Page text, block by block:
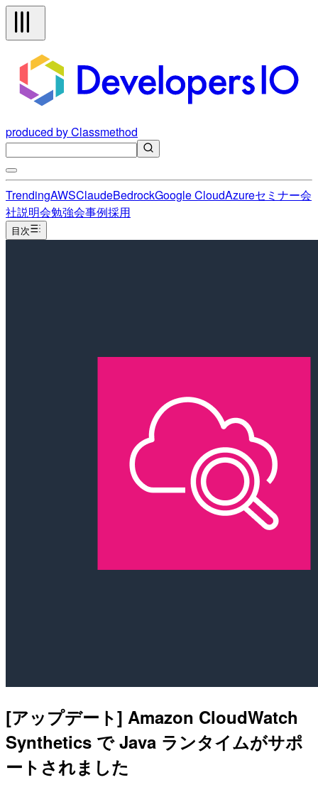
produced by Classmethod
TrendingAWSClaudeBedrockGoogle CloudAzureセミナー会
社説明会勉強会事例採用
目次
[アップデート] Amazon CloudWatch
Synthetics で Java ランタイムがサポ
ートされました